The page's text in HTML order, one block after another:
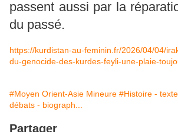
passent aussi par la
du passé.
https://kurdistan-au-feminin.fr/2026/04/04/
du-genocide-des-kurdes-feyli-une-plaie-
#Moyen Orient-Asie Mineure #Histoire -
débats - biograph...
Partager